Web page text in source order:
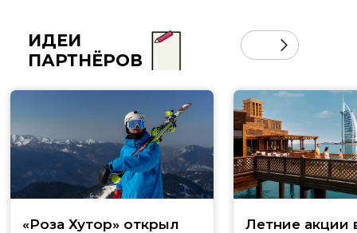
ИДЕИ
ПАРТНЁРОВ
«Роза Хутор» открыл
Летние акции